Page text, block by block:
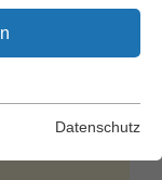
Funktionen der
Datenschutz